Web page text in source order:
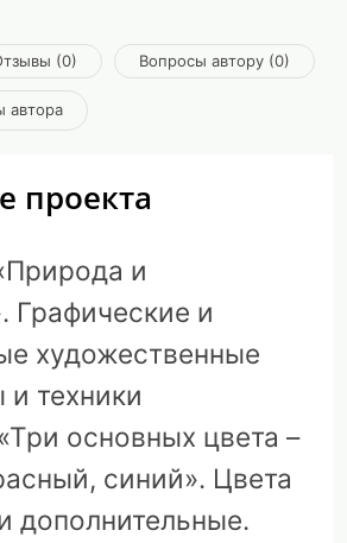
(0) Вопросы автору (0)
автора
проекта
и
Графические и
художественные
техники
основных цвета –
синий». Цвета
дополнительные.